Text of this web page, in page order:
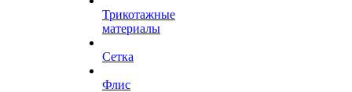
Трикотажные
материалы
Сетка
Флис